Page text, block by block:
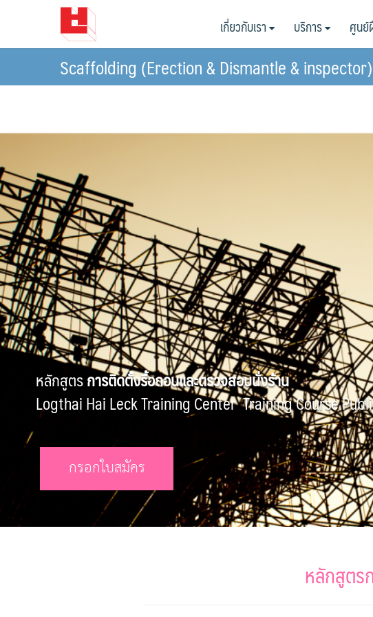
content
เกี่ยวกับเรา บริการ ศูนย์
Scaffolding (Erection & Dismantle & inspector)
หลักสูตรการติดตั้งรื้อถอนและตรวจสอบนั่งร้าน
Logthai Hai Leck Training Center Training Course
กรอกใบสมัคร
หลักสูตร